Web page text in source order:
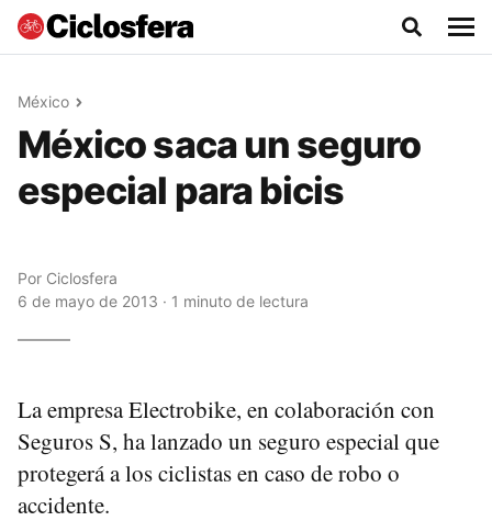
México
México saca un seguro
especial para bicis
Por Ciclosfera
6 de mayo de 2013 · 1 minuto de lectura
La empresa Electrobike, en colaboración con
Seguros S, ha lanzado un seguro especial que
protegerá a los ciclistas en caso de robo o
accidente.